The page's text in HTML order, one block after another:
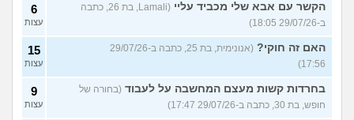
הקשר עם אבא שלי מכביד עליי
(Lamali, בת 26, כתבה
ב-29/07/26 18:05)
6
עצות
האם זה חוקי?
(אנונימית, בת 25, כתבה ב-29/07/26
17:56)
15
עצות
בחרדות קשות מעצם המחשבה על לעבוד (בחורה של
חופש, בת 30, כתבה ב-29/07/26 17:47)
9
עצות